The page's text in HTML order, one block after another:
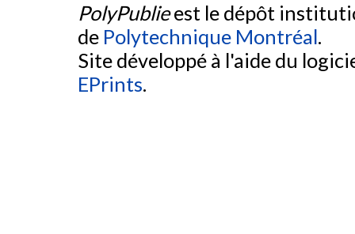
PolyPublieest le dépôt
de Polytechnique Montréal.
Site développé à l'aide du
EPrints.